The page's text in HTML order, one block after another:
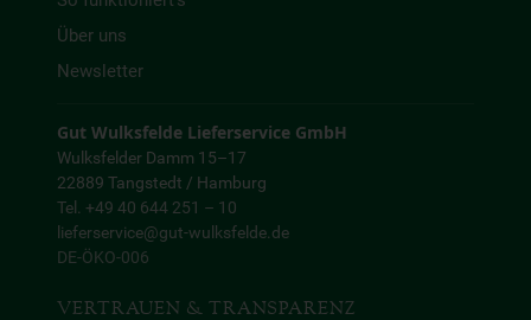
Über uns
Newsletter
Gut Wulksfelde Lieferservice GmbH
Wulksfelder Damm 15–17
22889 Tangstedt / Hamburg
Tel. +49 40 644 251 – 10
lieferservice@gut-wulksfelde.de
DE-ÖKO-006
VERTRAUEN & TRANSPARENZ